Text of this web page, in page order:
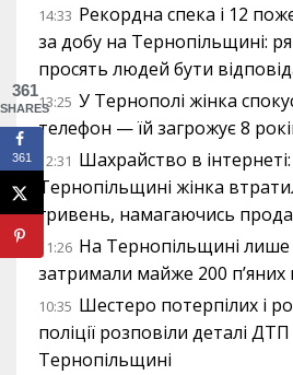
14:33 Рекордна спека і 12
за добу на Тернопільщині:
просять людей бути
13:25 У Тернополі жінка
телефон — їй загрожує 8
12:31 Шахрайство в
Тернопільщині жінка
гривень, намагаючись
11:26 На Тернопільщині лише
затримали майже 200 п’яних
10:35 Шестеро потерпілих і
поліції розповіли деталі
Тернопільщині
361
SHARES
361